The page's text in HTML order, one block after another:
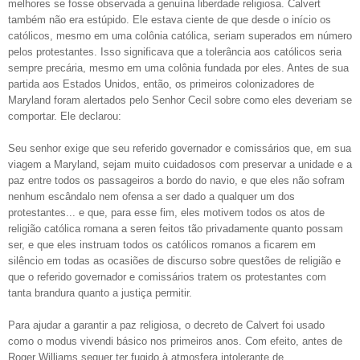
melhores se fosse observada a genuína liberdade religiosa. Calvert
também não era estúpido. Ele estava ciente de que desde o início os
católicos, mesmo em uma colônia católica, seriam superados em número
pelos protestantes. Isso significava que a tolerância aos católicos seria
sempre precária, mesmo em uma colônia fundada por eles. Antes de sua
partida aos Estados Unidos, então, os primeiros colonizadores de
Maryland foram alertados pelo Senhor Cecil sobre como eles deveriam se
comportar. Ele declarou:
Seu senhor exige que seu referido governador e comissários que, em sua
viagem a Maryland, sejam muito cuidadosos com preservar a unidade e a
paz entre todos os passageiros a bordo do navio, e que eles não sofram
nenhum escândalo nem ofensa a ser dado a qualquer um dos
protestantes... e que, para esse fim, eles motivem todos os atos de
religião católica romana a seren feitos tão privadamente quanto possam
ser, e que eles instruam todos os católicos romanos a ficarem em
silêncio em todas as ocasiões de discurso sobre questões de religião e
que o referido governador e comissários tratem os protestantes com
tanta brandura quanto a justiça permitir.
Para ajudar a garantir a paz religiosa, o decreto de Calvert foi usado
como o modus vivendi básico nos primeiros anos. Com efeito, antes de
Roger Williams sequer ter fugido à atmosfera intolerante de